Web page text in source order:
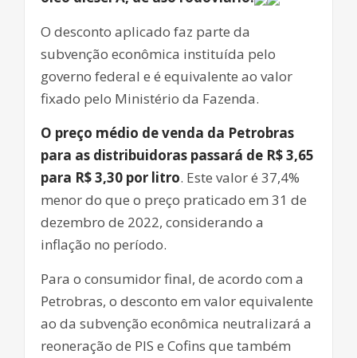
O desconto aplicado faz parte da
subvenção econômica instituída pelo
governo federal e é equivalente ao valor
fixado pelo Ministério da Fazenda.
O preço médio de venda da Petrobras
para as distribuidoras passará de R$ 3,65
para R$ 3,30 por litro. Este valor é 37,4%
menor do que o preço praticado em 31 de
dezembro de 2022, considerando a
inflação no período.
Para o consumidor final, de acordo com a
Petrobras, o desconto em valor equivalente
ao da subvenção econômica neutralizará a
reoneração de PIS e Cofins que também